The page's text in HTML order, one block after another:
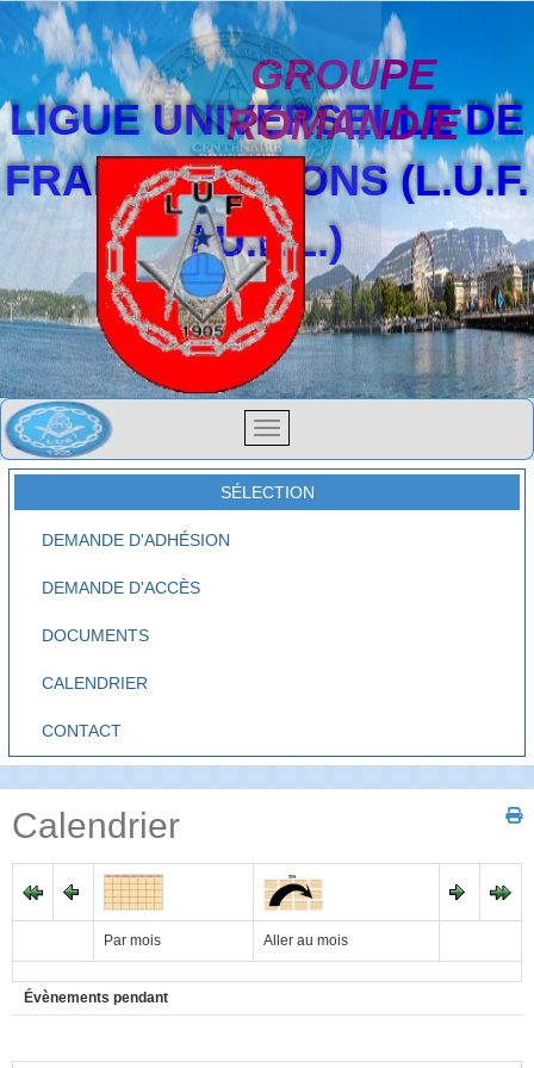
LIGUE UNIVERSELLE DE
FRANCS-MAÇONS (L.U.F.
/ U.F.L.)
GROUPE
ROMANDIE
SÉLECTION
DEMANDE D'ADHÉSION
DEMANDE D'ACCÈS
DOCUMENTS
CALENDRIER
CONTACT
Calendrier
Par mois Aller au mois
Évènements pendant